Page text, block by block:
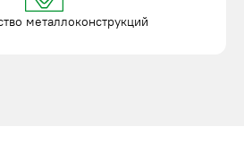
металлоконструкций